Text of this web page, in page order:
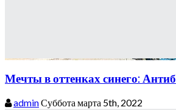
Мечты в оттенках синего: Антиб
adminСуббота марта 5th, 2022